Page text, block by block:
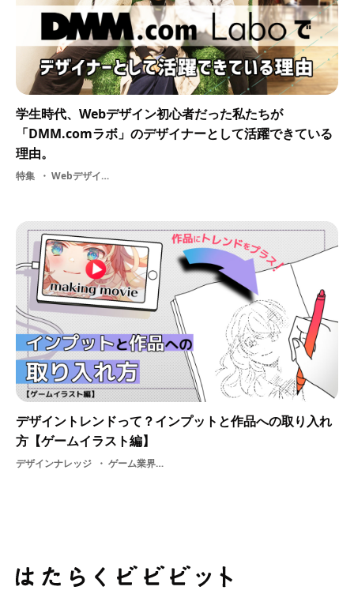
学生時代、Webデザイン初心者だった私たちが
「DMM.comラボ」のデザイナーとして活躍できている
理由。
特集 Webデザイナー・ 【PR】DMM.comラボ・ サービス・ UI
デザイントレンドって？インプットと作品への取り入れ
方【ゲームイラスト編】
デザインナレッジ ゲーム業界・ 2Dイラストレーター